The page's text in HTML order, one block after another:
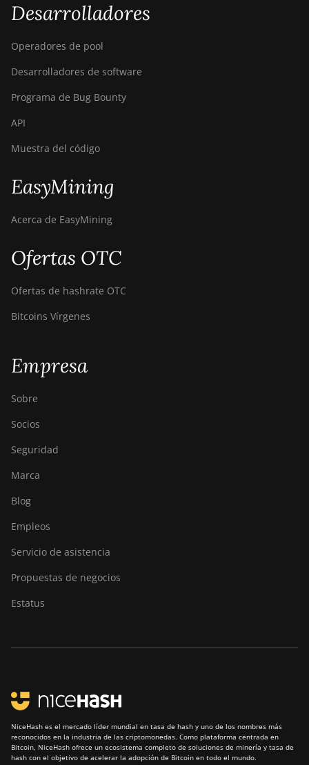
Desarrolladores
Operadores de pool
Desarrolladores de software
Programa de Bug Bounty
API
Muestra del código
EasyMining
Acerca de EasyMining
Ofertas OTC
Ofertas de hashrate OTC
Bitcoins Vírgenes
Empresa
Sobre
Socios
Seguridad
Marca
Blog
Empleos
Servicio de asistencia
Propuestas de negocios
Estatus
NiceHash es el mercado líder mundial en tasa de hash y uno de los nombres más
reconocidos en la industria de las criptomonedas. Como plataforma centrada en
Bitcoin, NiceHash ofrece un ecosistema completo de soluciones de minería y tasa de
hash con el objetivo de acelerar la adopción de Bitcoin en todo el mundo.